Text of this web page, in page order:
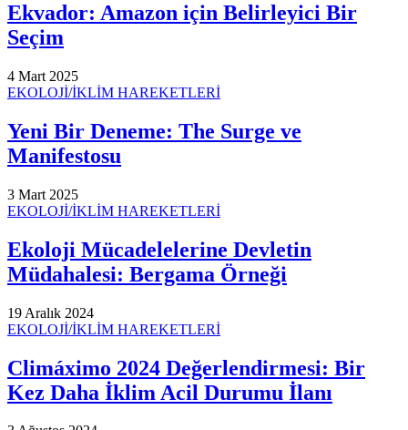
Ekvador: Amazon için Belirleyici Bir
Seçim
4 Mart 2025
EKOLOJİ/İKLİM HAREKETLERİ
Yeni Bir Deneme: The Surge ve
Manifestosu
3 Mart 2025
EKOLOJİ/İKLİM HAREKETLERİ
Ekoloji Mücadelelerine Devletin
Müdahalesi: Bergama Örneği
19 Aralık 2024
EKOLOJİ/İKLİM HAREKETLERİ
Climáximo 2024 Değerlendirmesi: Bir
Kez Daha İklim Acil Durumu İlanı